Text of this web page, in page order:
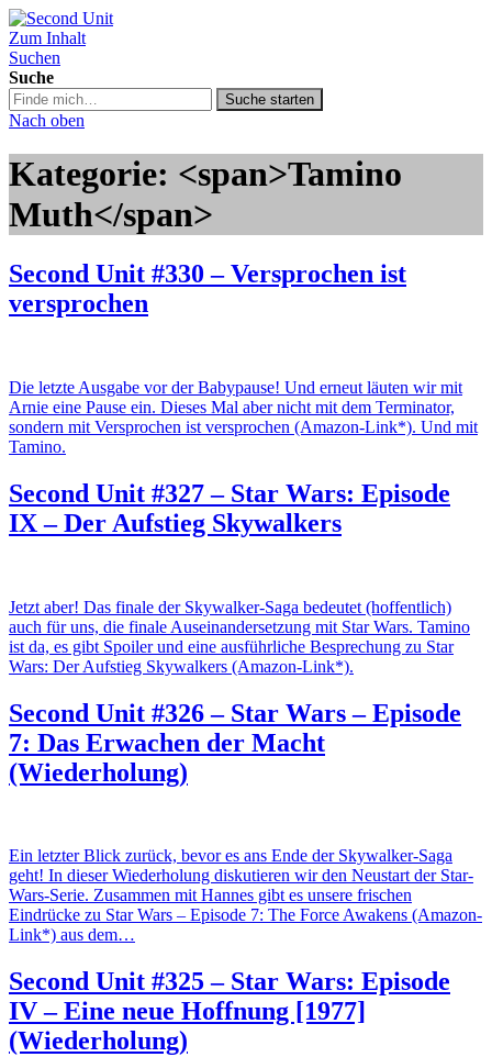
Second Unit
Zum Inhalt
Suchen
Suche
Suche
in
podcast.de/
Suche starten
Nach oben
Kategorie: <span>Tamino
Muth</span>
Second Unit #330 – Versprochen ist
versprochen
Die letzte Ausgabe vor der Babypause! Und erneut läuten wir mit
Arnie eine Pause ein. Dieses Mal aber nicht mit dem Terminator,
sondern mit Versprochen ist versprochen (Amazon-Link*). Und mit
Tamino.
Second Unit #327 – Star Wars: Episode
IX – Der Aufstieg Skywalkers
Jetzt aber! Das finale der Skywalker-Saga bedeutet (hoffentlich)
auch für uns, die finale Auseinandersetzung mit Star Wars. Tamino
ist da, es gibt Spoiler und eine ausführliche Besprechung zu Star
Wars: Der Aufstieg Skywalkers (Amazon-Link*).
Second Unit #326 – Star Wars – Episode
7: Das Erwachen der Macht
(Wiederholung)
Ein letzter Blick zurück, bevor es ans Ende der Skywalker-Saga
geht! In dieser Wiederholung diskutieren wir den Neustart der Star-
Wars-Serie. Zusammen mit Hannes gibt es unsere frischen
Eindrücke zu Star Wars – Episode 7: The Force Awakens (Amazon-
Link*) aus dem…
Second Unit #325 – Star Wars: Episode
IV – Eine neue Hoffnung [1977]
(Wiederholung)